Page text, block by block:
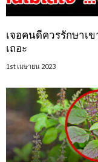
เจอคนดีควรรักษาเ
เถอะ
1st เมษายน 2023